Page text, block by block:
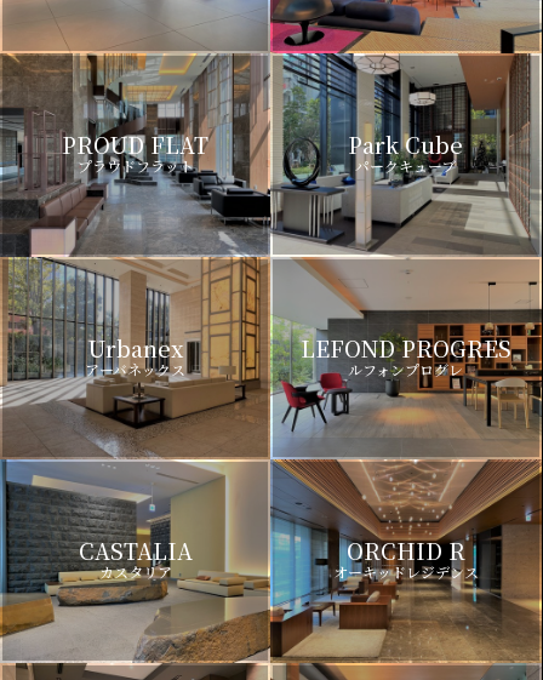
PROUD FLAT
プラウドフラット
Park Cube
パークキューブ
Urbanex
アーバネックス
LEFOND PROGRES
ルフォンプログレ
CASTALIA
カスタリア
ORCHID R
オーキッドレジデンス